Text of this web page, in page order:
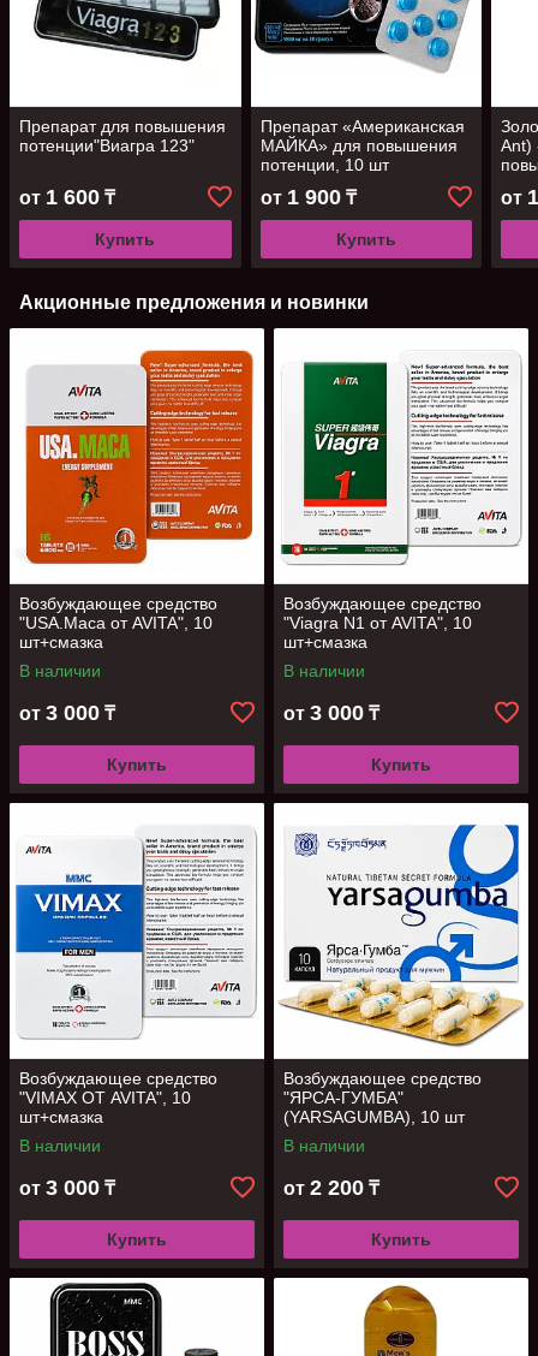
Препарат для повышения
потенции"Виагра 123"
от 1 600 ₸
Купить
Препарат «Американская
МАЙКА» для повышения
потенции, 10 шт
от 1 900₸
Купить
Ant)
от
Акционные предложения и новинки
Возбуждающее средство
"USA.Maca от AVITA", 10
шт+смазка
В наличии
от 3 000 ₸
Купить
Возбуждающее средство
"Viagra N1 от AVITA", 10
шт+смазка
В наличии
от 3 000 ₸
Купить
Возбуждающее средство
"VIMAX ОТ AVITA", 10
шт+смазка
В наличии
от 3 000 ₸
Купить
Возбуждающее средство
"ЯРСА-ГУМБА"
(YARSAGUMBA), 10 шт
В наличии
от 2 200 ₸
Купить